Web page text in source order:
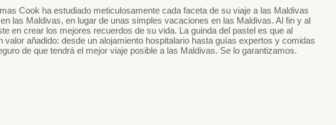
Cook ha estudiado meticulosamente cada faceta de su viaje a las Maldivas
las Maldivas, en lugar de unas simples vacaciones en las Maldivas. Al fin y al
en crear los mejores recuerdos de su vida. La guinda del pastel es que al
valor añadido: desde un alojamiento hospitalario hasta guías expertos y comidas
de que tendrá el mejor viaje posible a las Maldivas. Se lo garantizamos.